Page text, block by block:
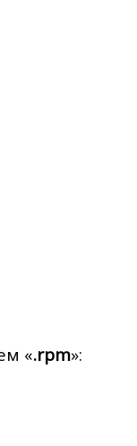
«.rpm»: